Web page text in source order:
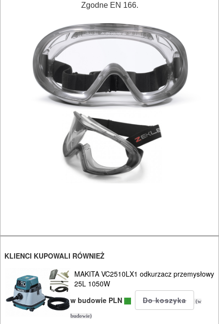
OBRÓBKA
DREWNA
OBRÓBKA
METALU
WARSZTATOWE
NARZĘDZIA
NARZĘDZIA
PALNIKI
PNEUMATYCZNE
AKCESORIA
KOMPRESORY
Zgodne EN 166.
KLIENCI KUPOWALI RÓWNIEŻ
MAKITA VC2510LX1 odkurzacz przemysłowy
25L 1050W
w budowie PLN
(w
budowie)